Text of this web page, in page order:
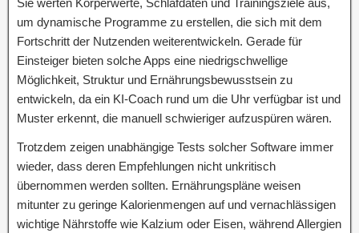
Sie werten Körperwerte, Schlafdaten und Trainingsziele aus,
um dynamische Programme zu erstellen, die sich mit dem
Fortschritt der Nutzenden weiterentwickeln. Gerade für
Einsteiger bieten solche Apps eine niedrigschwellige
Möglichkeit, Struktur und Ernährungsbewusstsein zu
entwickeln, da ein KI-Coach rund um die Uhr verfügbar ist und
Muster erkennt, die manuell schwieriger aufzuspüren wären.
Trotzdem zeigen unabhängige Tests solcher Software immer
wieder, dass deren Empfehlungen nicht unkritisch
übernommen werden sollten. Ernährungspläne weisen
mitunter zu geringe Kalorienmengen auf und vernachlässigen
wichtige Nährstoffe wie Kalzium oder Eisen, während Allergien